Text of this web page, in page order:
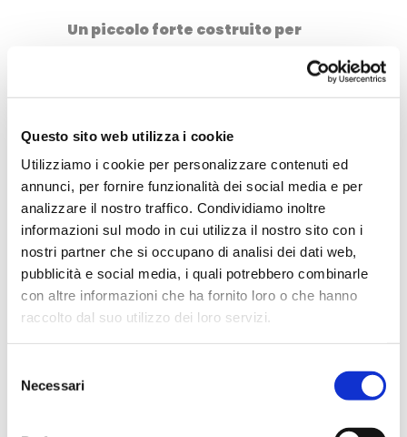
Questo sito web utilizza i cookie
Utilizziamo i cookie per personalizzare contenuti ed
annunci, per fornire funzionalità dei social media e per
analizzare il nostro traffico. Condividiamo inoltre
informazioni sul modo in cui utilizza il nostro sito con i
nostri partner che si occupano di analisi dei dati web,
pubblicità e social media, i quali potrebbero combinarle
con altre informazioni che ha fornito loro o che hanno
raccolto dal suo utilizzo dei loro servizi.
delNecessari
Un piccolo forte costruito per
difendersi dagli attacchi degli
panorami romantici.
Vieux Port
Il porto vecchio è molto
pittoresco perché mischia la
modernità con l’antichità del
luogo. Infatti nonostante sia un
presto è presente un il mercato